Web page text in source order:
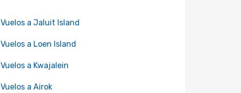
Vuelos a Jaluit Island
Vuelos a Loen Island
Vuelos a Kwajalein
Vuelos a Airok